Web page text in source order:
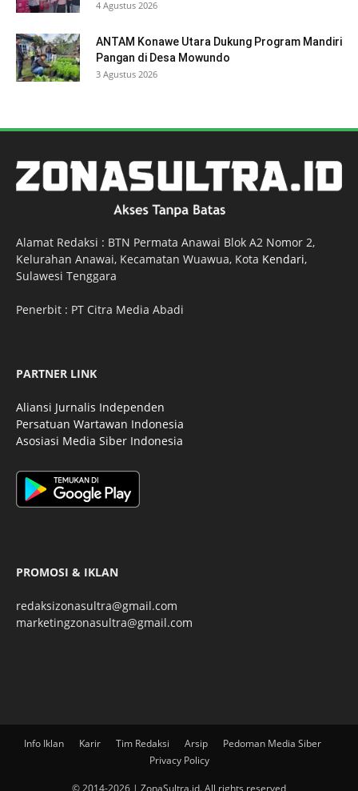
4 Agustus 2026
ANTAM Konawe Utara Dukung Program Mandiri
Pangan di Desa Mowundo
3 Agustus 2026
Alamat Redaksi : BTN Permata Anawai Blok A2 Nomor 2,
Kelurahan Anawai, Kecamatan Wuawua, Kota Kendari,
Sulawesi Tenggara
Penerbit : PT Citra Media Abadi
PARTNER LINK
Aliansi Jurnalis Independen
Persatuan Wartawan Indonesia
Asosiasi Media Siber Indonesia
PROMOSI & IKLAN
redaksizonasultra@gmail.com
marketingzonasultra@gmail.com
Info Iklan Karir Tim Redaksi Arsip
Pedoman Media Siber
Privacy Policy